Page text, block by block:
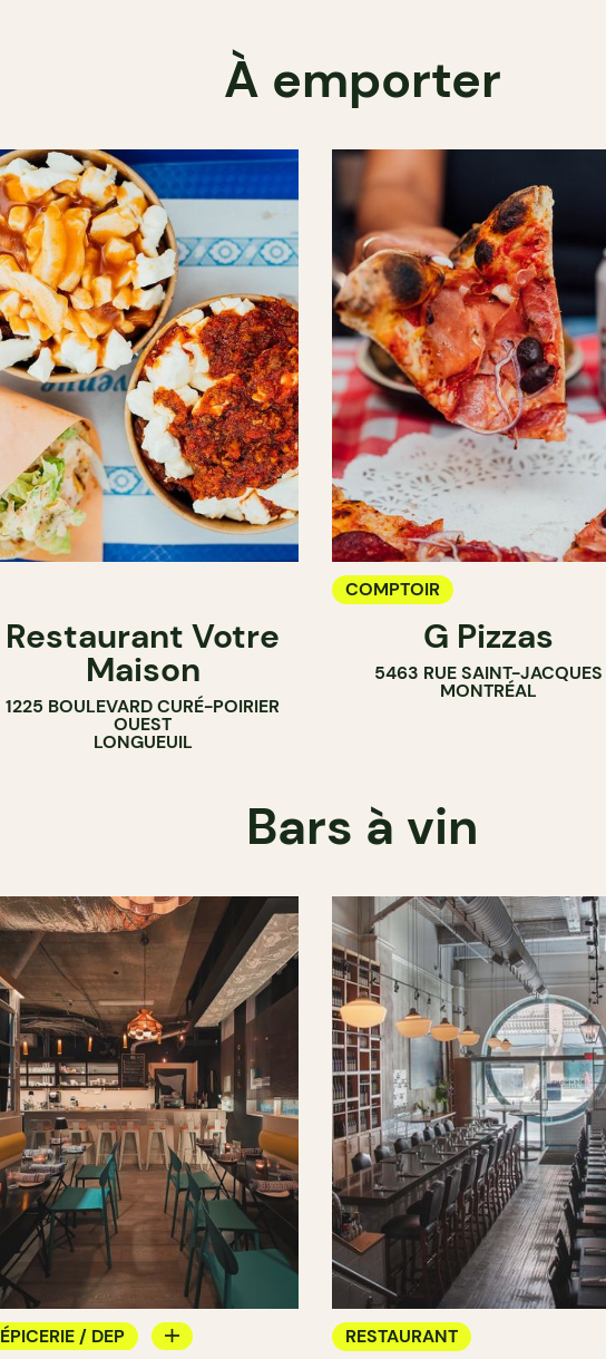
À emporter
Restaurant Votre
Maison
1225 BOULEVARD CURÉ-POIRIER
OUEST
LONGUEUIL
COMPTOIR
G Pizzas
5463 RUE SAINT-JACQUES
MONTRÉAL
Bars à vin
ÉPICERIE / DEP RESTAURANT